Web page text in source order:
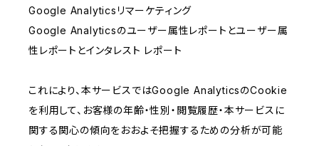
Google Analyticsリマーケティング
Google Analyticsのユーザー属性レポートとユーザー属
性レポートとインタレスト レポート
これにより、本サービスではGoogle AnalyticsのCookie
を利用して、お客様の年齢・性別・閲覧履歴・本サービスに
関する関心の傾向をおおよそ把握するための分析が可能